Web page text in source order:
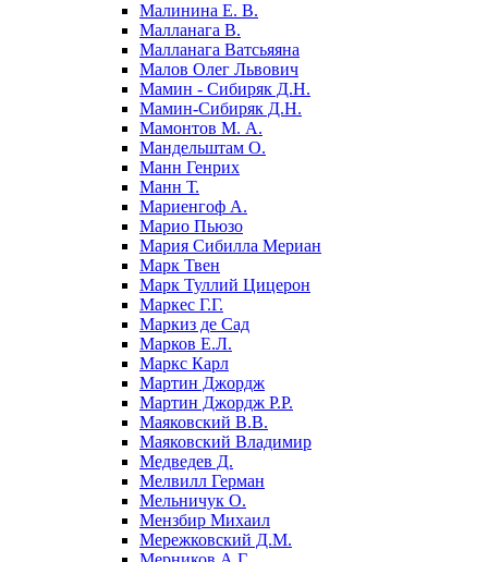
Малинина Е. В.
Малланага В.
Малланага Ватсьяяна
Малов Олег Львович
Мамин - Сибиряк Д.Н.
Мамин-Сибиряк Д.Н.
Мамонтов М. А.
Мандельштам О.
Манн Генрих
Манн Т.
Мариенгоф А.
Марио Пьюзо
Мария Сибилла Мериан
Марк Твен
Марк Туллий Цицерон
Маркес Г.Г.
Маркиз де Сад
Марков Е.Л.
Маркс Карл
Мартин Джордж
Мартин Джордж Р.Р.
Маяковский В.В.
Маяковский Владимир
Медведев Д.
Мелвилл Герман
Мельничук О.
Мензбир Михаил
Мережковский Д.М.